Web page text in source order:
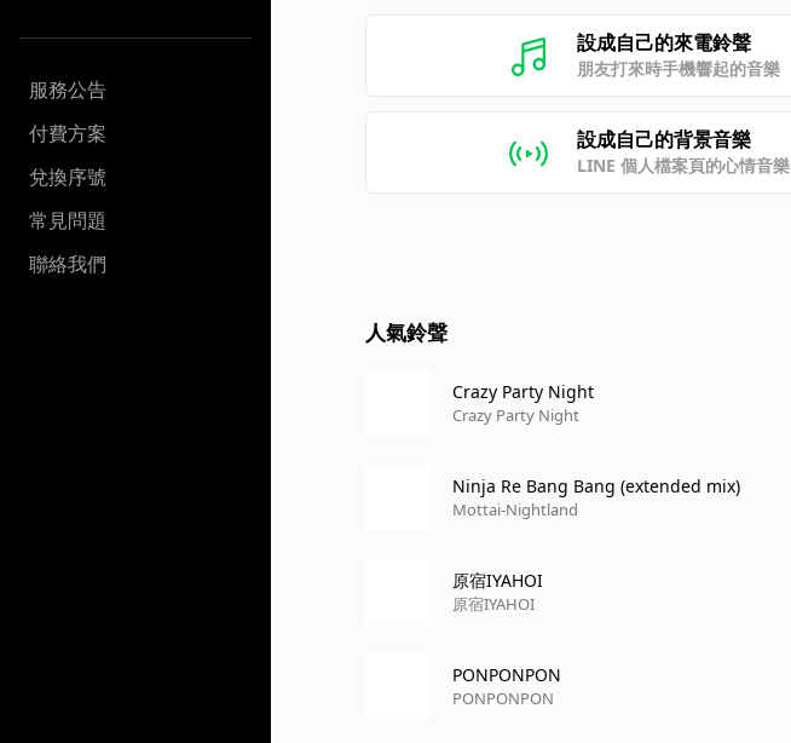
服務公告
付費方案
兌換序號
常見問題
聯絡我們
設成自己的來電鈴聲
朋友打來時手機響起的音樂
設成自己的背景音樂
LINE 個人檔案頁的心情音樂
人氣鈴聲
Crazy Party Night
Crazy Party Night
Ninja Re Bang Bang (extended mix)
Mottai-Nightland
原宿IYAHOI
原宿IYAHOI
PONPONPON
PONPONPON